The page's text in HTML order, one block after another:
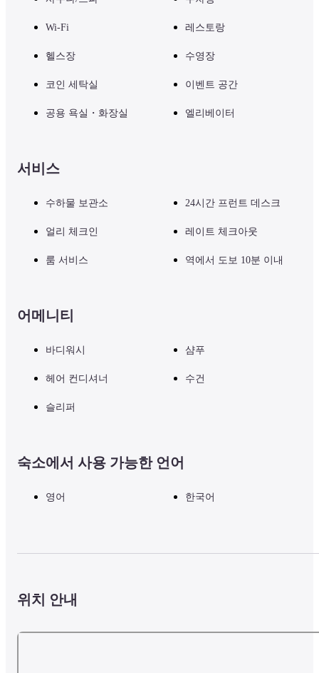
Wi-Fi 레스토랑
헬스장 수영장
코인 세탁실 이벤트 공간
공용 욕실・화장실 엘리베이터
서비스
수하물 보관소 24시간 프런트 데스크
얼리 체크인 레이트 체크아웃
룸 서비스 역에서 도보 10분 이내
어메니티
바디워시 샴푸
헤어 컨디셔너 수건
슬리퍼
숙소에서 사용 가능한 언어
영어 한국어
위치 안내